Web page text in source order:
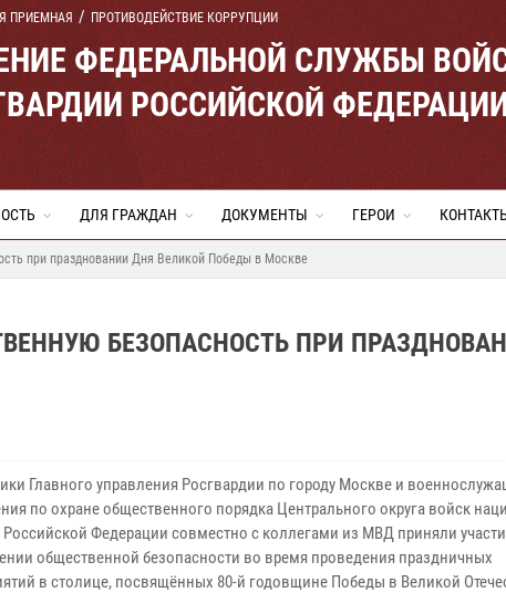
ПРИЕМНАЯ ПРОТИВОДЕЙСТВИЕ КОРРУПЦИИ
ФЕДЕРАЛЬНОЙ СЛУЖБЫ
РОССИЙСКОЙ
ДЛЯ ГРАЖДАН ДОКУМЕНТЫ ГЕРОИ
при праздновании Дня Великой Победы в Москве
БЕЗОПАСНОСТЬ ПРИ
Главного управления Росгвардии по городу Москве и
по охране общественного порядка Центрального округа войск
Российской Федерации совместно с коллегами из МВД приняли
общественной безопасности во время проведения праздничных
в столице, посвящённых 80-й годовщине Победы в Великой